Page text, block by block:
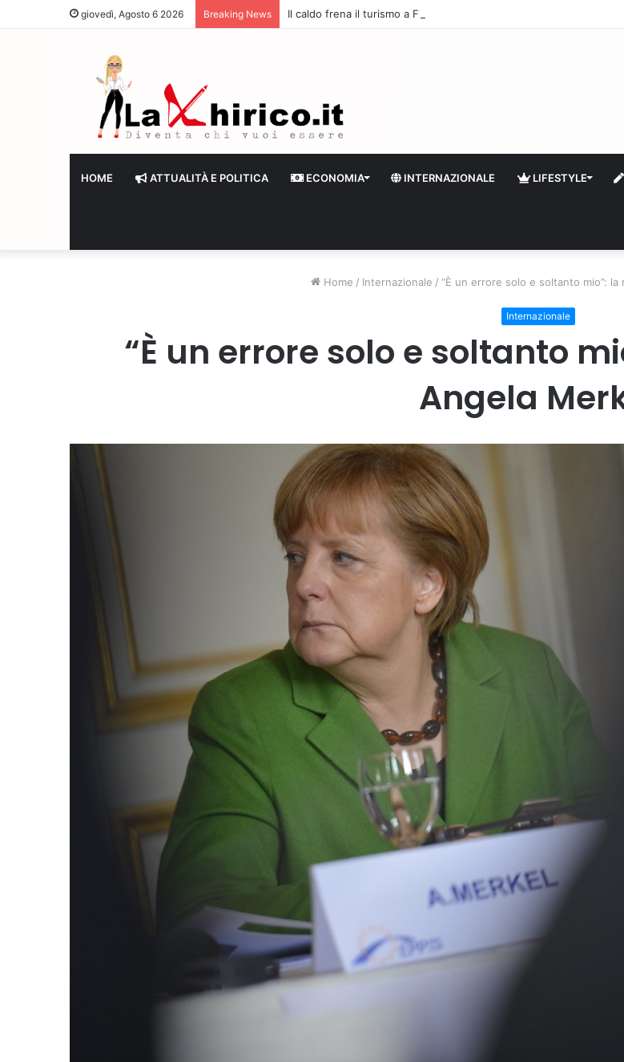
giovedì, Agosto 6 2026 Breaking News Il caldo frena il turismo a Firenze: una prima ripresa solo a settembre
HOME ATTUALITÀ E POLITICA ECONOMIA INTERNAZIONALE LIFESTYLE
Home / Internazionale / “È un errore solo e soltanto mio”:
Internazionale
“È un errore solo e soltanto
Angela